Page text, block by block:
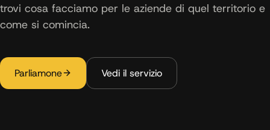
trovi cosa facciamo per le aziende di quel territorio e
come si comincia.
Parliamone Vedi il servizio